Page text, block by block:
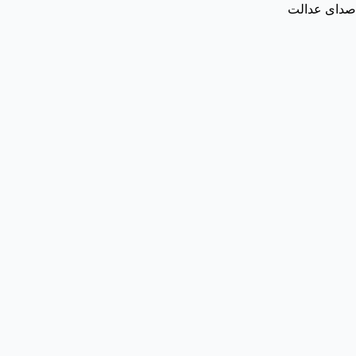
صدای عدالت